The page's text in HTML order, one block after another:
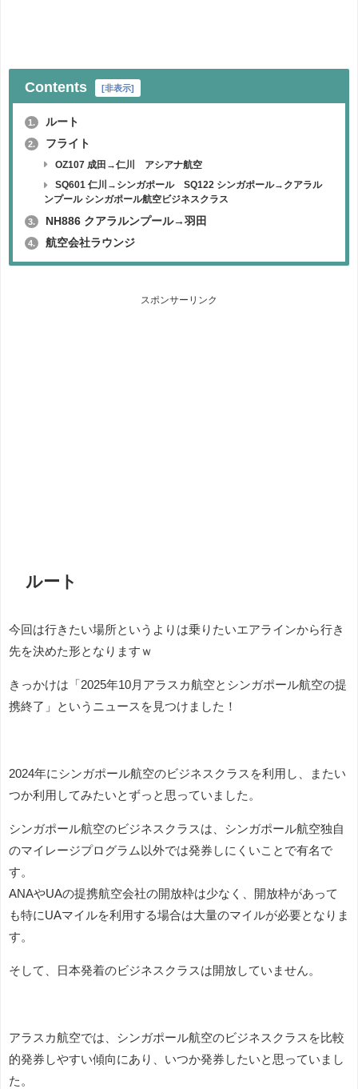
Contents [非表示]
1. ルート
2. フライト
OZ107 成田→仁川 アシアナ航空
SQ601 仁川→シンガポール SQ122 シンガポール→クアラル
ンプール シンガポール航空ビジネスクラス
3. NH886 クアラルンプール→羽田
4. 航空会社ラウンジ
スポンサーリンク
ルート
今回は行きたい場所というよりは乗りたいエアラインから行き
先を決めた形となりますｗ
きっかけは「2025年10月アラスカ航空とシンガポール航空の提
携終了」というニュースを見つけました！
2024年にシンガポール航空のビジネスクラスを利用し、またい
つか利用してみたいとずっと思っていました。
シンガポール航空のビジネスクラスは、シンガポール航空独自
のマイレージプログラム以外では発券しにくいことで有名で
す。
ANAやUAの提携航空会社の開放枠は少なく、開放枠があって
も特にUAマイルを利用する場合は大量のマイルが必要となりま
す。
そして、日本発着のビジネスクラスは開放していません。
アラスカ航空では、シンガポール航空のビジネスクラスを比較
的発券しやすい傾向にあり、いつか発券したいと思っていまし
た。